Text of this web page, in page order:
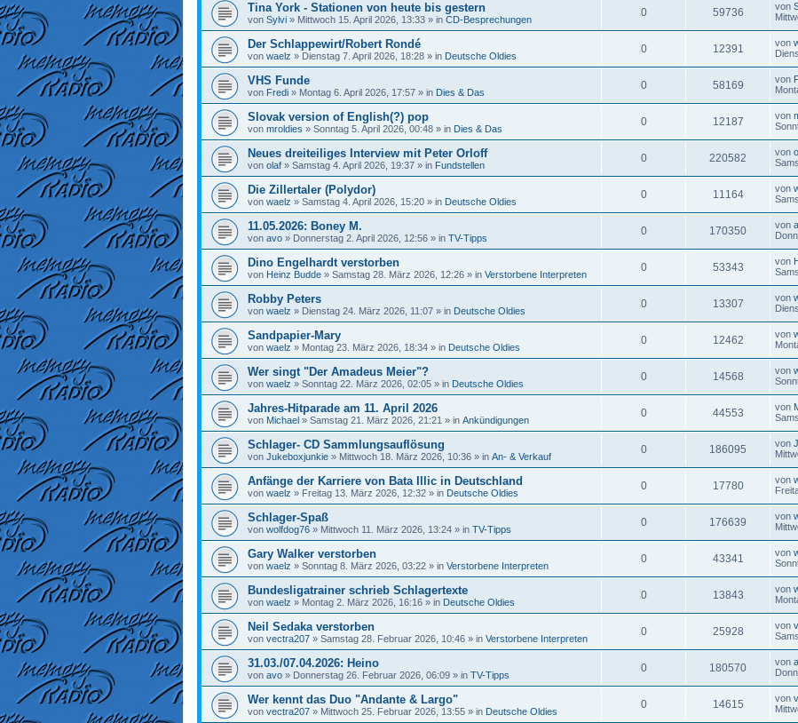
Tina York - Stationen von heute bis gestern
von Sylvi » Mittwoch 15. April 2026, 13:33 » in CD-Besprechungen
0 59736 von
Der Schlappewirt/Robert Rondé
von waelz » Dienstag 7. April 2026, 18:28 » in Deutsche Oldies
0 12391 von
VHS Funde
von Fredi » Montag 6. April 2026, 17:57 » in Dies & Das
0 58169 von
Slovak version of English(?) pop
von mroldies » Sonntag 5. April 2026, 00:48 » in Dies & Das
0 12187 von
Neues dreiteiliges Interview mit Peter Orloff
von olaf » Samstag 4. April 2026, 19:37 » in Fundstellen
0 220582 von
Die Zillertaler (Polydor)
von waelz » Samstag 4. April 2026, 15:20 » in Deutsche Oldies
0 11164 von
11.05.2026: Boney M.
von avo » Donnerstag 2. April 2026, 12:56 » in TV-Tipps
0 170350 von
Dino Engelhardt verstorben
von Heinz Budde » Samstag 28. März 2026, 12:26 » in Verstorbene Interpreten
0 53343 von
Robby Peters
von waelz » Dienstag 24. März 2026, 11:07 » in Deutsche Oldies
0 13307 von
Sandpapier-Mary
von waelz » Montag 23. März 2026, 18:34 » in Deutsche Oldies
0 12462 von
Wer singt "Der Amadeus Meier"?
von waelz » Sonntag 22. März 2026, 02:05 » in Deutsche Oldies
0 14568 von
Jahres-Hitparade am 11. April 2026
von Michael » Samstag 21. März 2026, 21:21 » in Ankündigungen
0 44553 von
Schlager- CD Sammlungsauflösung
von Jukeboxjunkie » Mittwoch 18. März 2026, 10:36 » in An- & Verkauf
0 186095 von
Anfänge der Karriere von Bata Illic in Deutschland
von waelz » Freitag 13. März 2026, 12:32 » in Deutsche Oldies
0 17780 von
Schlager-Spaß
von wolfdog76 » Mittwoch 11. März 2026, 13:24 » in TV-Tipps
0 176639 von
Gary Walker verstorben
von waelz » Sonntag 8. März 2026, 03:22 » in Verstorbene Interpreten
0 43341 von
Bundesligatrainer schrieb Schlagertexte
von waelz » Montag 2. März 2026, 16:16 » in Deutsche Oldies
0 13843 von
Neil Sedaka verstorben
von vectra207 » Samstag 28. Februar 2026, 10:46 » in Verstorbene Interpreten
0 25928 von
31.03./07.04.2026: Heino
von avo » Donnerstag 26. Februar 2026, 06:09 » in TV-Tipps
0 180570 von
Wer kennt das Duo "Andante & Largo"
von vectra207 » Mittwoch 25. Februar 2026, 13:55 » in Deutsche Oldies
0 14615 von